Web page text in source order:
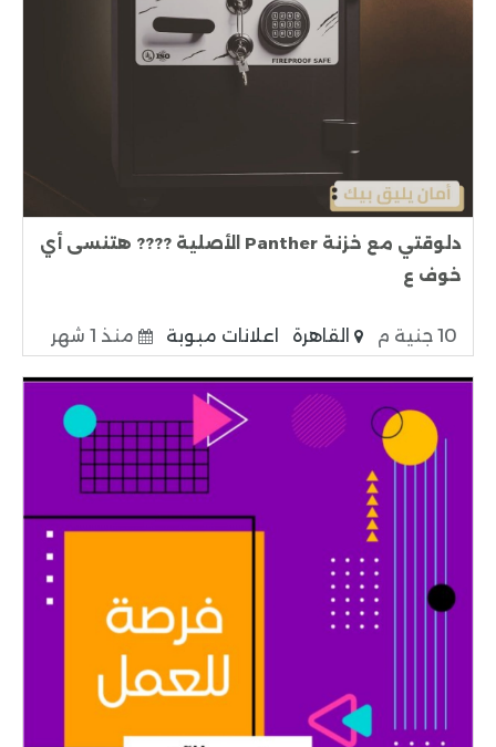
دلوقتي مع خزنة Panther الأصلية ???? هتنسى أي
خوف ع
10 جنية م القاهرة اعلانات مبوبة منذ 1 شهر